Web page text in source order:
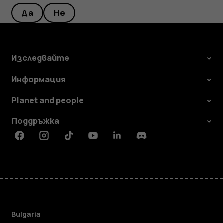
Да Не
Изследвайте
Информация
Planet and people
Поддръжка
FacebookInstagramTiktokYoutubeLinkedinDiscord
Bulgaria